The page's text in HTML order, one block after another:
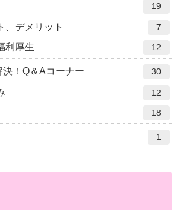
19
、デメリット 7
利厚生 12
！Q＆Aコーナー 30
12
18
1